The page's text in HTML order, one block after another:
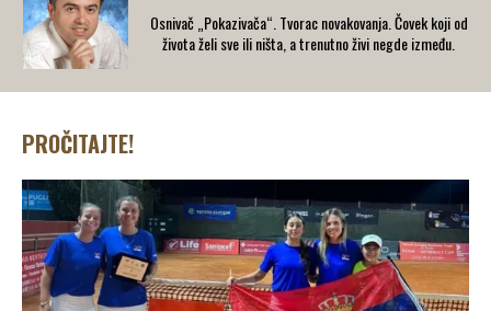
Osnivač „Pokazivača“. Tvorac novakovanja. Čovek koji od
života želi sve ili ništa, a trenutno živi negde između.
PROČITAJTE!